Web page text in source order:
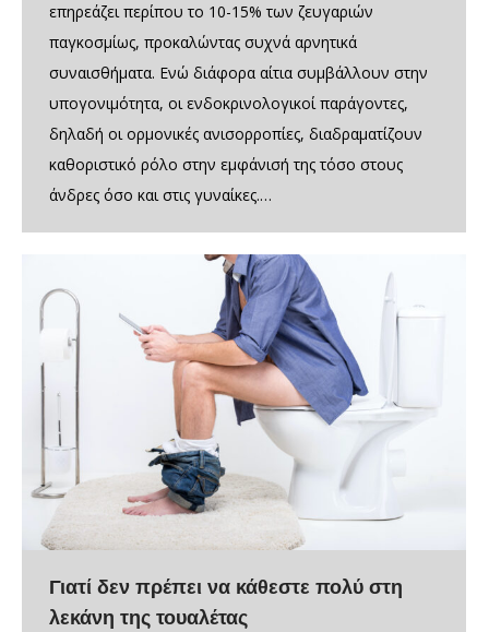
επηρεάζει περίπου το 10-15% των ζευγαριών
παγκοσμίως, προκαλώντας συχνά αρνητικά
συναισθήματα. Ενώ διάφορα αίτια συμβάλλουν στην
υπογονιμότητα, οι ενδοκρινολογικοί παράγοντες,
δηλαδή οι ορμονικές ανισορροπίες, διαδραματίζουν
καθοριστικό ρόλο στην εμφάνισή της τόσο στους
άνδρες όσο και στις γυναίκες.…
Γιατί δεν πρέπει να κάθεστε πολύ στη
λεκάνη της τουαλέτας